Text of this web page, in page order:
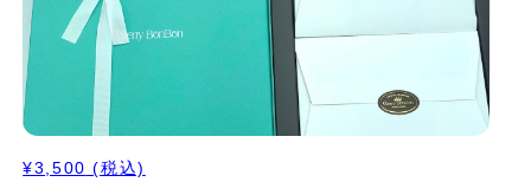
¥3,500 (税込)